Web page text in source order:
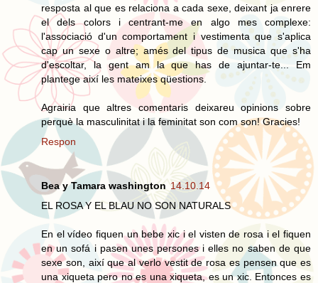
resposta al que es relaciona a cada sexe, deixant ja enrere
el dels colors i centrant-me en algo mes complexe:
l'associació d'un comportament i vestimenta que s'aplica
cap un sexe o altre; amés del tipus de musica que s'ha
d'escoltar, la gent am la que has de ajuntar-te... Em
plantege així les mateixes qüestions.
Agrairia que altres comentaris deixareu opinions sobre
perquè la masculinitat i la feminitat son com son! Gracies!
Respon
Bea y Tamara washington 14.10.14
EL ROSA Y EL BLAU NO SON NATURALS
En el vídeo fiquen un bebe xic i el visten de rosa i el fiquen
en un sofá i pasen unes persones i elles no saben de que
sexe son, així que al verlo vestit de rosa es pensen que es
una xiqueta pero no es una xiqueta, es un xic. Entonces es